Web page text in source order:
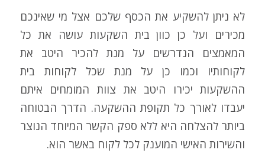
לא ניתן להשקיע את הכסף שלכם אצל מי שאינכם
מכירים ועל כן כוון בית השקעות עושה את כל
המאמצים הנדרשים על מנת להכיר היטב את
לקוחותיו וכמו כן על מנת שכל לקוחות בית
ההשקעות יכירו היטב את צוות המומחים איתם
יעבדו לאורך כל תקופת ההשקעה. הדרך הבטוחה
ביותר להצלחה היא ללא ספק הקשר המיוחד הנוצר
והשירות האישי המוענק לכל לקוח באשר הוא.